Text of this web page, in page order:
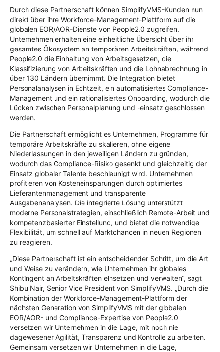
Durch diese Partnerschaft können SimplifyVMS-Kunden nun
direkt über ihre Workforce-Management-Plattform auf die
globalen EOR/AOR-Dienste von People2.0 zugreifen.
Unternehmen erhalten eine einheitliche Übersicht über ihr
gesamtes Ökosystem an temporären Arbeitskräften, während
People2.0 die Einhaltung von Arbeitsgesetzen, die
Klassifizierung von Arbeitskräften und die Lohnabrechnung in
über 130 Ländern übernimmt. Die Integration bietet
Personalanalysen in Echtzeit, ein automatisiertes Compliance-
Management und ein rationalisiertes Onboarding, wodurch die
Lücken zwischen Personalplanung und -einsatz geschlossen
werden.
Die Partnerschaft ermöglicht es Unternehmen, Programme für
temporäre Arbeitskräfte zu skalieren, ohne eigene
Niederlassungen in den jeweiligen Ländern zu gründen,
wodurch das Compliance-Risiko gesenkt und gleichzeitig der
Einsatz globaler Talente beschleunigt wird. Unternehmen
profitieren von Kosteneinsparungen durch optimiertes
Lieferantenmanagement und transparente
Ausgabenanalysen. Die integrierte Lösung unterstützt
moderne Personalstrategien, einschließlich Remote-Arbeit und
kompetenzbasierter Einstellung, und bietet die notwendige
Flexibilität, um schnell auf Marktchancen in neuen Regionen
zu reagieren.
„Diese Partnerschaft ist ein entscheidender Schritt, um die Art
und Weise zu verändern, wie Unternehmen ihr globales
Kontingent an Arbeitskräften einsetzen und verwalten“, sagt
Shibu Nair, Senior Vice President von SimplifyVMS. „Durch die
Kombination der Workforce-Management-Plattform der
nächsten Generation von SimplifyVMS mit der globalen
EOR/AOR- und Compliance-Expertise von People2.0
versetzen wir Unternehmen in die Lage, mit noch nie
dagewesener Agilität, Transparenz und Kontrolle zu arbeiten.
Gemeinsam versetzen wir Unternehmen in die Lage,